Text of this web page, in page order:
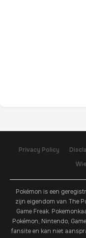
Privacy Policy
Pokémon is een
zijn eigendom van The
Game Freak.
Pokémon, Nintendo,
fansite en kan niet